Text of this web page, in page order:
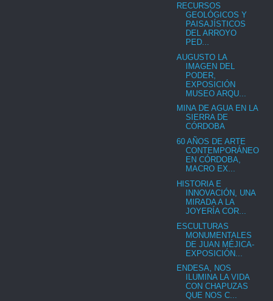
RECURSOS
GEOLÓGICOS Y
PAISAJÍSTICOS
DEL ARROYO
PED...
AUGUSTO LA
IMAGEN DEL
PODER,
EXPOSICIÓN
MUSEO ARQU...
MINA DE AGUA EN LA
SIERRA DE
CÓRDOBA
60 AÑOS DE ARTE
CONTEMPORÁNEO
EN CÓRDOBA,
MACRO EX...
HISTORIA E
INNOVACIÓN, UNA
MIRADA A LA
JOYERÍA COR...
ESCULTURAS
MONUMENTALES
DE JUAN MÉJICA-
EXPOSICIÓN...
ENDESA, NOS
ILUMINA LA VIDA
CON CHAPUZAS
QUE NOS C...